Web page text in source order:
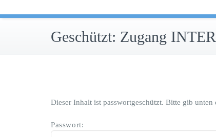
Geschützt: Zugang
Dieser Inhalt ist passwortgeschützt. Bitte gib
Passwort: